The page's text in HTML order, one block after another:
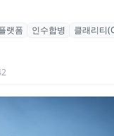
랫폼 딜(Deel),
역량 강화
랫폼 인수합병
클래리티